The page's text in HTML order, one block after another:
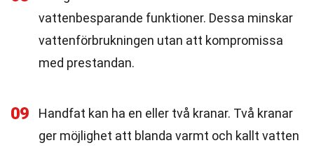
vattenbesparande funktioner. Dessa minskar
vattenförbrukningen utan att kompromissa
med prestandan.
09
Handfat kan ha en eller två kranar. Två kranar
ger möjlighet att blanda varmt och kallt vatten